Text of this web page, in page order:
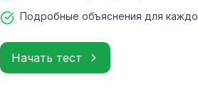
Подробные объяснения для
Начать тест